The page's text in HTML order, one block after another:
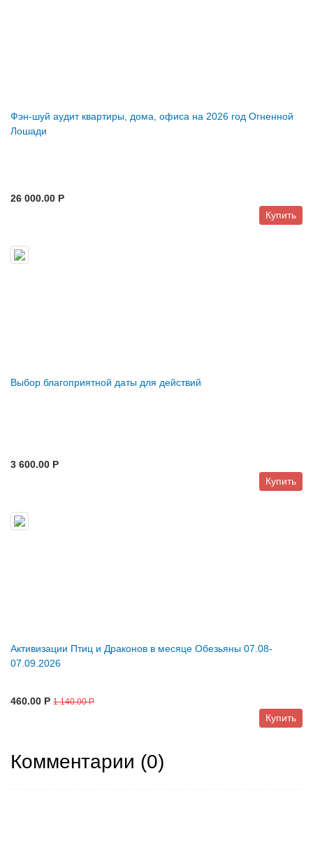
Фэн-шуй аудит квартиры, дома, офиса на 2026 год Огненной
Лошади
26 000.00 P
Купить
Выбор благоприятной даты для действий
3 600.00 P
Купить
Активизации Птиц и Драконов в месяце Обезьяны 07.08-
07.09.2026
460.00 P 1 140.00 P
Купить
Комментарии (0)